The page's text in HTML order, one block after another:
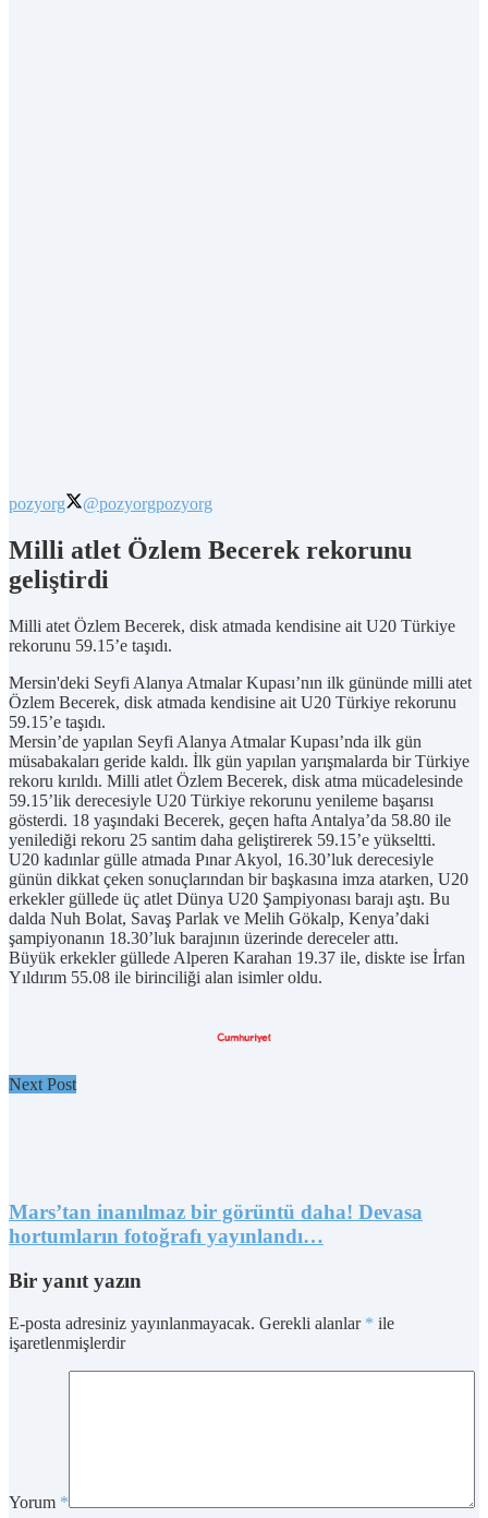
pozyorg @pozyorgpozyorg
Milli atlet Özlem Becerek rekorunu
geliştirdi
Milli atet Özlem Becerek, disk atmada kendisine ait U20 Türkiye
rekorunu 59.15’e taşıdı.
Mersin'deki Seyfi Alanya Atmalar Kupası’nın ilk gününde milli atet
Özlem Becerek, disk atmada kendisine ait U20 Türkiye rekorunu
59.15’e taşıdı.
Mersin’de yapılan Seyfi Alanya Atmalar Kupası’nda ilk gün
müsabakaları geride kaldı. İlk gün yapılan yarışmalarda bir Türkiye
rekoru kırıldı. Milli atlet Özlem Becerek, disk atma mücadelesinde
59.15’lik derecesiyle U20 Türkiye rekorunu yenileme başarısı
gösterdi. 18 yaşındaki Becerek, geçen hafta Antalya’da 58.80 ile
yenilediği rekoru 25 santim daha geliştirerek 59.15’e yükseltti.
U20 kadınlar gülle atmada Pınar Akyol, 16.30’luk derecesiyle
günün dikkat çeken sonuçlarından bir başkasına imza atarken, U20
erkekler güllede üç atlet Dünya U20 Şampiyonası barajı aştı. Bu
dalda Nuh Bolat, Savaş Parlak ve Melih Gökalp, Kenya’daki
şampiyonanın 18.30’luk barajının üzerinde dereceler attı.
Büyük erkekler güllede Alperen Karahan 19.37 ile, diskte ise İrfan
Yıldırım 55.08 ile birinciliği alan isimler oldu.
Next Post
Mars’tan inanılmaz bir görüntü daha! Devasa
hortumların fotoğrafı yayınlandı…
Bir yanıt yazın
E-posta adresiniz yayınlanmayacak. Gerekli alanlar * ile
işaretlenmişlerdir
Yorum *